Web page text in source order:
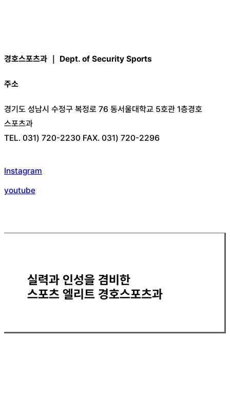
경호스포츠과 ｜ Dept. of Security Sports
주소
경기도 성남시 수정구 복정로 76 동서울대학교 5호관 1층경호
스포츠과
TEL. 031) 720-2230 FAX. 031) 720-2296
Instagram
youtube
실력과 인성을 겸비한
스포츠 엘리트 경호스포츠과